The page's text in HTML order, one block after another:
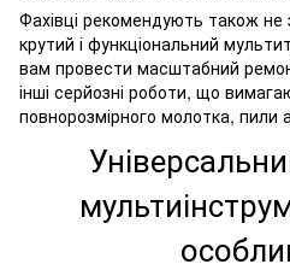
Фахівці рекомендують також
крутий і функціональний
вам провести масштабний
інші серйозні роботи, що
повнорозмірного молотка, пили